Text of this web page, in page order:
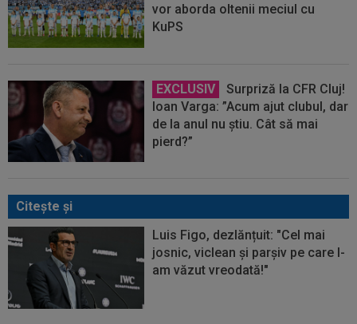
vor aborda oltenii meciul cu
KuPS
EXCLUSIV
Surpriză la CFR Cluj!
Ioan Varga: ”Acum ajut clubul, dar
de la anul nu știu. Cât să mai
pierd?”
Citeşte şi
Luis Figo, dezlănțuit: "Cel mai
josnic, viclean și parșiv pe care l-
am văzut vreodată!"